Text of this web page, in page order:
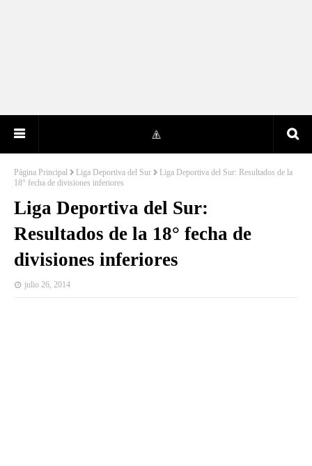
Página Principal Liga Deportiva del Sur
Liga Deportiva del Sur: Resultados de la
18° fecha de divisiones inferiores
Liga Deportiva del Sur:
Resultados de la 18° fecha de
divisiones inferiores
julio 26, 2014